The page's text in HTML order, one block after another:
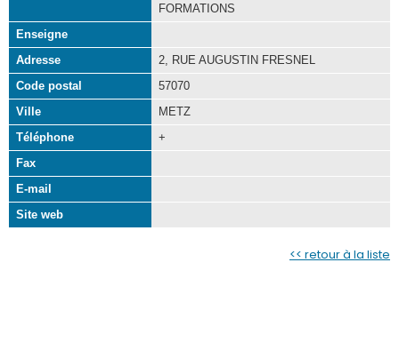
FORMATIONS
Enseigne
Adresse
2, RUE AUGUSTIN FRESNEL
Code postal
57070
Ville
METZ
Téléphone
+
Fax
E-mail
Site web
<< retour à la liste